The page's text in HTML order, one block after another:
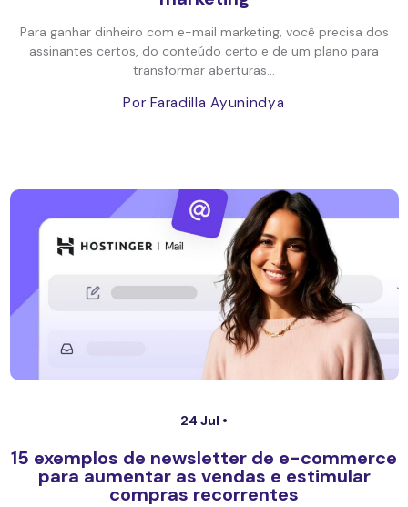
Para ganhar dinheiro com e-mail marketing, você precisa dos
assinantes certos, do conteúdo certo e de um plano para
transformar aberturas...
Por Faradilla Ayunindya
24 Jul •
15 exemplos de newsletter de e-commerce
para aumentar as vendas e estimular
compras recorrentes